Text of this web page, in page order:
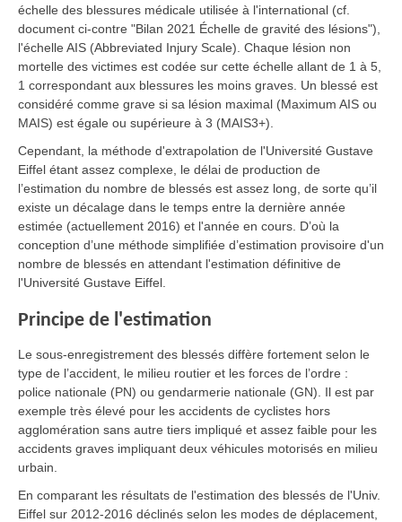
échelle des blessures médicale utilisée à l'international (cf.
document ci-contre "Bilan 2021 Échelle de gravité des lésions"),
l'échelle AIS (Abbreviated Injury Scale). Chaque lésion non
mortelle des victimes est codée sur cette échelle allant de 1 à 5,
1 correspondant aux blessures les moins graves. Un blessé est
considéré comme grave si sa lésion maximal (Maximum AIS ou
MAIS) est égale ou supérieure à 3 (MAIS3+).
Cependant, la méthode d'extrapolation de l'Université Gustave
Eiffel étant assez complexe, le délai de production de
l’estimation du nombre de blessés est assez long, de sorte qu’il
existe un décalage dans le temps entre la dernière année
estimée (actuellement 2016) et l'année en cours. D’où la
conception d’une méthode simplifiée d’estimation provisoire d'un
nombre de blessés en attendant l'estimation définitive de
l'Université Gustave Eiffel.
Principe de l'estimation
Le sous-enregistrement des blessés diffère fortement selon le
type de l’accident, le milieu routier et les forces de l’ordre :
police nationale (PN) ou gendarmerie nationale (GN). Il est par
exemple très élevé pour les accidents de cyclistes hors
agglomération sans autre tiers impliqué et assez faible pour les
accidents graves impliquant deux véhicules motorisés en milieu
urbain.
En comparant les résultats de l'estimation des blessés de l'Univ.
Eiffel sur 2012-2016 déclinés selon les modes de déplacement,